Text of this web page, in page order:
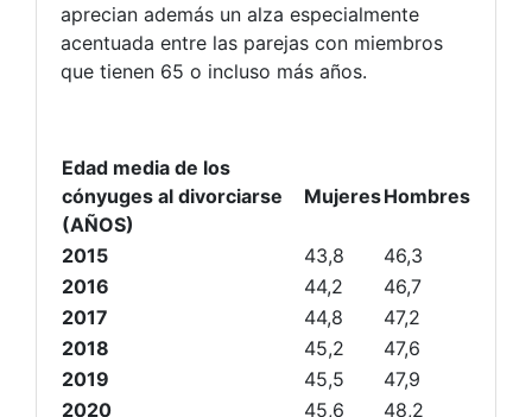
aprecian además un alza especialmente
acentuada entre las parejas con miembros
que tienen 65 o incluso más años.
Edad media de los
cónyuges al divorciarse
(AÑOS)
MujeresHombres
2015 43,8
46,3
2016
44,2
46,7
2017
44,8
47,2
2018
45,2
47,6
2019
45,5
47,9
2020
45,6
48,2